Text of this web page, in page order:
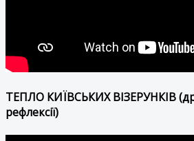
ТЕПЛО КИЇВСЬКИХ ВІЗЕРУНКІВ
рефлексії)